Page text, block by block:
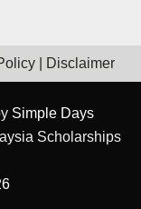
| Disclaimer
Simple Days
Scholarships